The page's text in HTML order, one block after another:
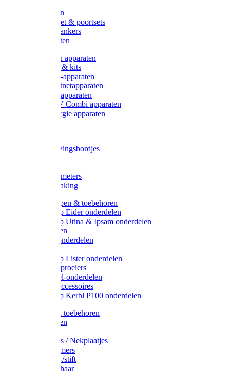
Poortgrepen
Doorgangset & poortsets
Poortgreepankers
Weidepoorten
Onderdelen apparaten
Starter sets & kits
9V Batterij-apparaten
230V Lichtnetapparaten
12V Accu-apparaten
230V / 12V Combi apparaten
Zonne-energie apparaten
Waarschuwingsbordjes
Wegers en meters
Video bewaking
Weidepompen & toebehoren
Weidepomp Eider onderdelen
Weidepomp Utina & Ipsam onderdelen
Drinkbakken
Drinkbak onderdelen
Weidepomp Lister onderdelen
Nippels / Sproeiers
Drinknippel-onderdelen
Drinkbak accessoires
Weidepomp Kerbl P100 onderdelen
Oormerken toebehoren
Enkelbanden
Halsplaatjes / Nekplaatjes
Kokernummers
Merkspray-/stift
Veemerkschaar